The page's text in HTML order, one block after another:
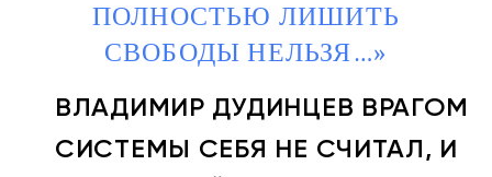
ПОЛНОСТЬЮ ЛИШИТЬ
СВОБОДЫ НЕЛЬЗЯ…»
ВЛАДИМИР ДУДИНЦЕВ ВРАГОМ
СИСТЕМЫ СЕБЯ НЕ СЧИТАЛ, И